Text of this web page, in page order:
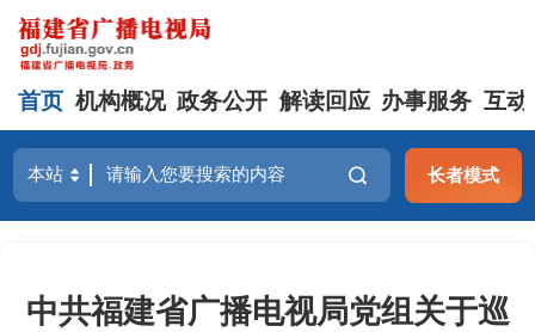
首页 机构概况 政务公开 解读回应 办事服务 互动
长者模式
中共福建省广播电视局党组关于巡